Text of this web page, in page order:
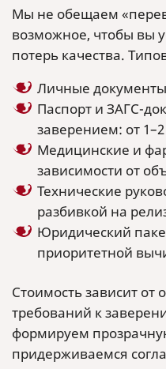
Мы не обещаем
возможное, чтобы вы
потерь качества.
Личные
Паспорт и ЗАГС-
заверением: от
Медицинские и
зависимости от
Технические
разбивкой на
Юридический
приоритетной
Стоимость зависит от
требований к
формируем
придерживаемся